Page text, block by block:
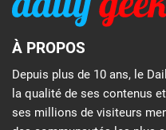
À PROPOS
Depuis plus de 10 ans, le
la qualité de ses contenus
ses millions de visiteurs